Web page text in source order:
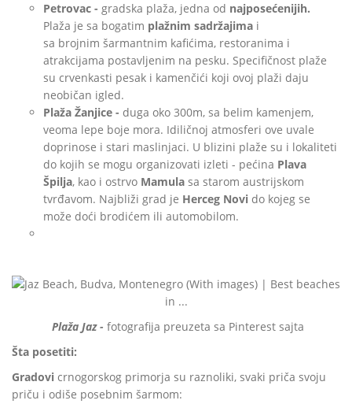
Petrovac - gradska plaža, jedna od najposećenijih.
Plaža je sa bogatim plažnim sadržajima i
sa brojnim šarmantnim kafićima, restoranima i
atrakcijama postavljenim na pesku. Specifičnost plaže
su crvenkasti pesak i kamenčići koji ovoj plaži daju
neobičan igled.
Plaža Žanjice - duga oko 300m, sa belim kamenjem,
veoma lepe boje mora. Idiličnoj atmosferi ove uvale
doprinose i stari maslinjaci. U blizini plaže su i lokaliteti
do kojih se mogu organizovati izleti - pećina Plava
Špilja, kao i ostrvo Mamula sa starom austrijskom
tvrđavom. Najbliži grad je Herceg Novi do kojeg se
može doći brodićem ili automobilom.
Plaža Jaz - fotografija preuzeta sa Pinterest sajta
Šta posetiti:
Gradovi crnogorskog primorja su raznoliki, svaki priča svoju
priču i odiše posebnim šarmom: